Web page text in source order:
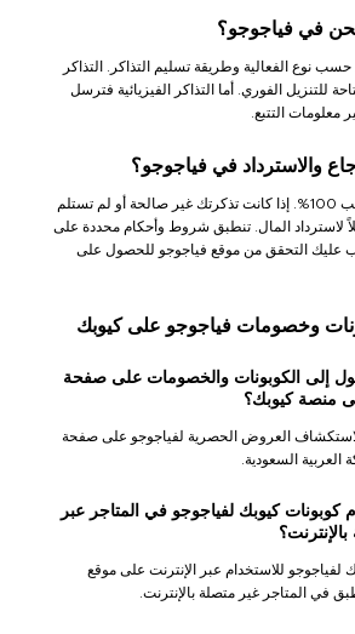
في فياجوجو؟
نوع الفعالية وطريقة تسليم التذاكر. التذاكر
للتنزيل الفوري. أما التذاكر الفيزيائية فترسل
التتبع.
والاسترداد في فياجوجو؟
يقدم فياجوجو ضمان طلب 100%. إذا كانت تذكرتك غير صالحة أو لم تستلم
لاسترداد المال. تنطبق شروط وأحكام محددة على
عليك التحقق من موقع فياجوجو للحصول على
وخصومات فياجوجو على كيوبك
إلى الكوبونات والخصومات على صفحة
منصة كيوبك؟
العروض الحصرية لفياجوجو على صفحة
العربية السعودية.
كوبونات كيوبك لفياجوجو في المتاجر عبر
لفياجوجو للاستخدام عبر الإنترنت على موقع
في المتاجر غير متصلة بالإنترنت.